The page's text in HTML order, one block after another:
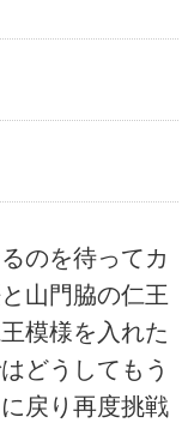
のを待ってカ
山門脇の仁王
模様を入れた
どうしてもう
戻り再度挑戦